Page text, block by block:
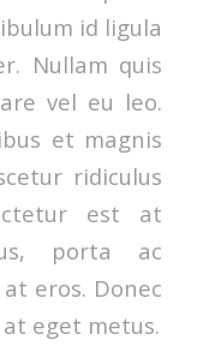
id ligula
Nullam quis
vel eu leo.
et magnis
ridiculus
est at
porta ac
eros. Donec
eget metus.